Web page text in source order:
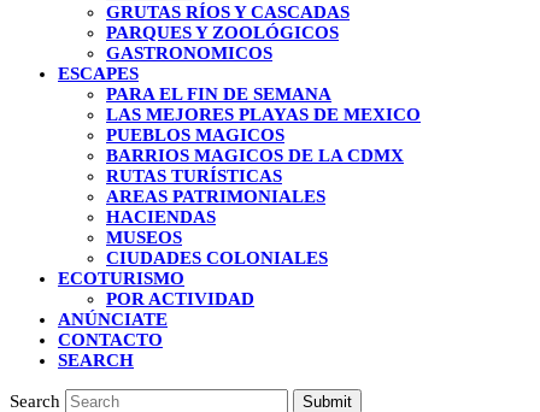
GRUTAS RÍOS Y CASCADAS
PARQUES Y ZOOLÓGICOS
GASTRONOMICOS
ESCAPES
PARA EL FIN DE SEMANA
LAS MEJORES PLAYAS DE MEXICO
PUEBLOS MAGICOS
BARRIOS MAGICOS DE LA CDMX
RUTAS TURÍSTICAS
AREAS PATRIMONIALES
HACIENDAS
MUSEOS
CIUDADES COLONIALES
ECOTURISMO
POR ACTIVIDAD
ANÚNCIATE
CONTACTO
SEARCH
Search Submit